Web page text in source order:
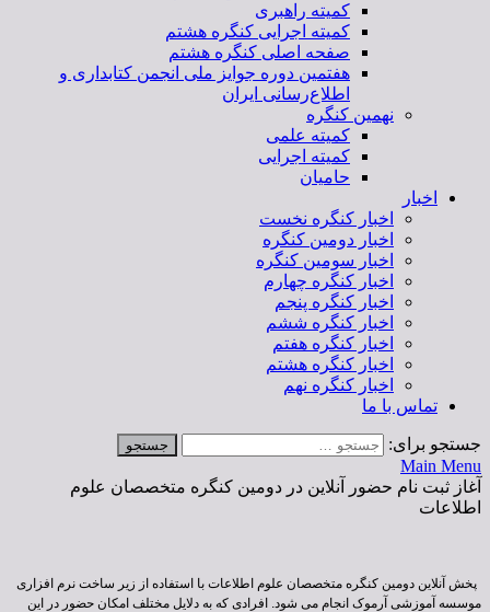
کمیته راهبری
کمیته اجرایی کنگره هشتم
صفحه اصلی کنگره هشتم
هفتمین دوره جوایز ملی انجمن کتابداری و
اطلاع‌رسانی ایران
نهمین کنگره
کمیته علمی
کمیته اجرایی
حامیان
اخبار
اخبار کنگره نخست
اخبار دومین کنگره
اخبار سومین کنگره
اخبار کنگره چهارم
اخبار کنگره پنجم
اخبار کنگره ششم
اخبار کنگره هفتم
اخبار کنگره هشتم
اخبار کنگره نهم
تماس با ما
جستجو برای:
Main Menu
آغاز ثبت نام حضور آنلاین در دومین کنگره متخصصان علوم
اطلاعات
پخش آنلاین دومین کنگره متخصصان علوم اطلاعات با استفاده از زیر ساخت نرم افزاری
موسسه آموزشی آرموک انجام می شود. افرادی که به دلایل مختلف امکان حضور در این